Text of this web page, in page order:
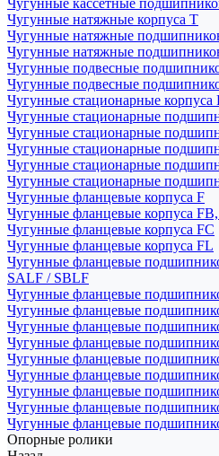
Чугунные кассетные
Чугунные натяжные корпуса T
Чугунные натяжные
Чугунные натяжные
Чугунные подвесные
Чугунные подвесные
Чугунные стационарные корпуса
Чугунные стационарные
Чугунные стационарные
Чугунные стационарные
Чугунные стационарные
Чугунные стационарные
Чугунные фланцевые корпуса F
Чугунные фланцевые корпуса
Чугунные фланцевые корпуса FC
Чугунные фланцевые корпуса FL
Чугунные фланцевые
SALF / SBLF
Чугунные фланцевые
Чугунные фланцевые
Чугунные фланцевые
Чугунные фланцевые
Чугунные фланцевые
Чугунные фланцевые
Чугунные фланцевые
Чугунные фланцевые
Чугунные фланцевые
Опорные ролики